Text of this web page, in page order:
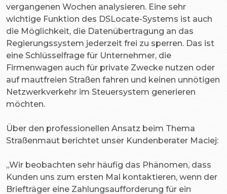
vergangenen Wochen analysieren. Eine sehr
wichtige Funktion des DSLocate-Systems ist auch
die Möglichkeit, die Datenübertragung an das
Regierungssystem jederzeit frei zu sperren. Das ist
eine Schlüsselfrage für Unternehmer, die
Firmenwagen auch für private Zwecke nutzen oder
auf mautfreien Straßen fahren und keinen unnötigen
Netzwerkverkehr im Steuersystem generieren
möchten.
Über den professionellen Ansatz beim Thema
Straßenmaut berichtet unser Kundenberater Maciej:
„Wir beobachten sehr häufig das Phänomen, dass
Kunden uns zum ersten Mal kontaktieren, wenn der
Briefträger eine Zahlungsaufforderung für ein